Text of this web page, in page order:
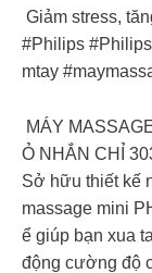
Giảm stress,
#Philips
mtay
MÁY
Ỏ NHẮN CHỈ
Sở hữu thiết kế
massage mini
ể giúp bạn xua
động cường độ